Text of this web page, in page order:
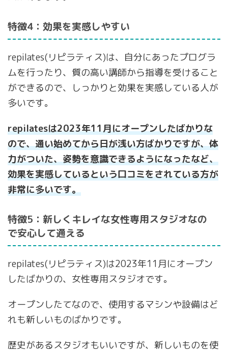
特徴4：効果を実感しやすい
repilates(リピラティス)は、自分にあったプログラ
ムを行ったり、質の高い講師から指導を受けること
ができるので、しっかりと効果を実感している人が
多いです。
repilatesは2023年11月にオープンしたばかりな
ので、通い始めてから日が浅い方ばかりですが、体
力がついた、姿勢を意識できるようになったなど、
効果を実感しているという口コミをされている方が
非常に多いです。
特徴5：新しくキレイな女性専用スタジオなの
で安心して通える
repilates(リピラティス)は2023年11月にオープン
したばかりの、女性専用スタジオです。
オープンしたてなので、使用するマシンや設備はど
れも新しいものばかりです。
歴史があるスタジオもいいですが、新しいものを使